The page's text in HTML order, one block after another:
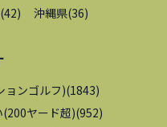
(42) 沖縄県(36)
ョンゴルフ)(1843)
(200ヤード超)(952)